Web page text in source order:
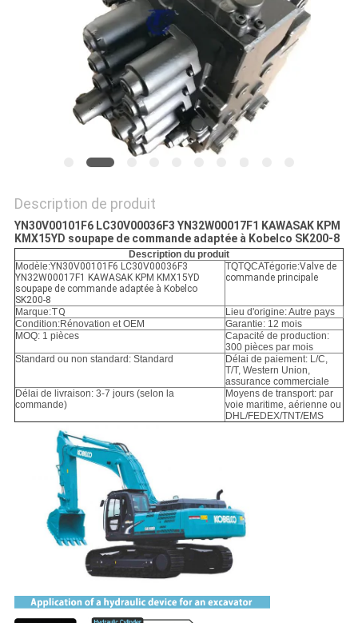
POLITIQUE
CONFIDENTIALITÉ
Description de produit
YN30V00101F6 LC30V00036F3 YN32W00017F1 KAWASAK KPM
KMX15YD soupape de commande adaptée à Kobelco SK200-8
Description du produit
Modèle:YN30V00101F6 LC30V00036F3
YN32W00017F1 KAWASAK KPM KMX15YD
soupape de commande adaptée à Kobelco
SK200-8
TQTQCATégorie:Valve de
commande principale
Marque:TQ
Lieu d'origine: Autre pays
Condition:Rénovation et OEM
Garantie: 12 mois
MOQ: 1 pièces
Capacité de production:
300 pièces par mois
Standard ou non standard: Standard
Délai de paiement: L/C,
T/T, Western Union,
assurance commerciale
Délai de livraison: 3-7 jours (selon la
commande)
Moyens de transport: par
voie maritime, aérienne ou
DHL/FEDEX/TNT/EMS